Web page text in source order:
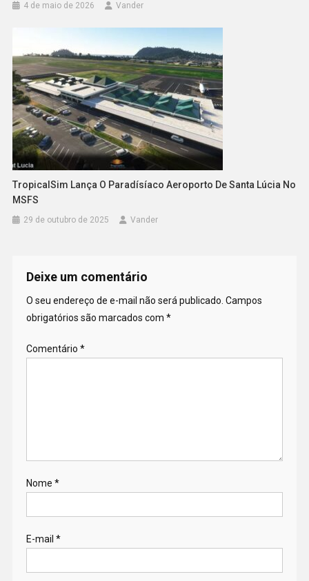
4 de maio de 2026 Vander
TropicalSim Lança O Paradísíaco Aeroporto De Santa Lúcia No
MSFS
29 de outubro de 2025 Vander
Deixe um comentário
O seu endereço de e-mail não será publicado. Campos
obrigatórios são marcados com *
Comentário *
Nome *
E-mail *